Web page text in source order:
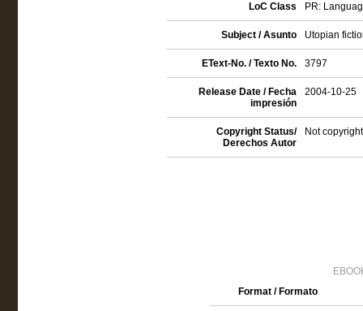
LoC Class PR:
Subject / Asunto Utopian
EText-No. / Texto No. 3797
Release Date / Fecha
impresión
2004-10-25
Copyright Status/
Derechos Autor
Not
Format / Formato